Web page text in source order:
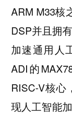
ARM M33核
DSP并且拥
加速通用人
ADI的
RISC-V核心
现人工智能